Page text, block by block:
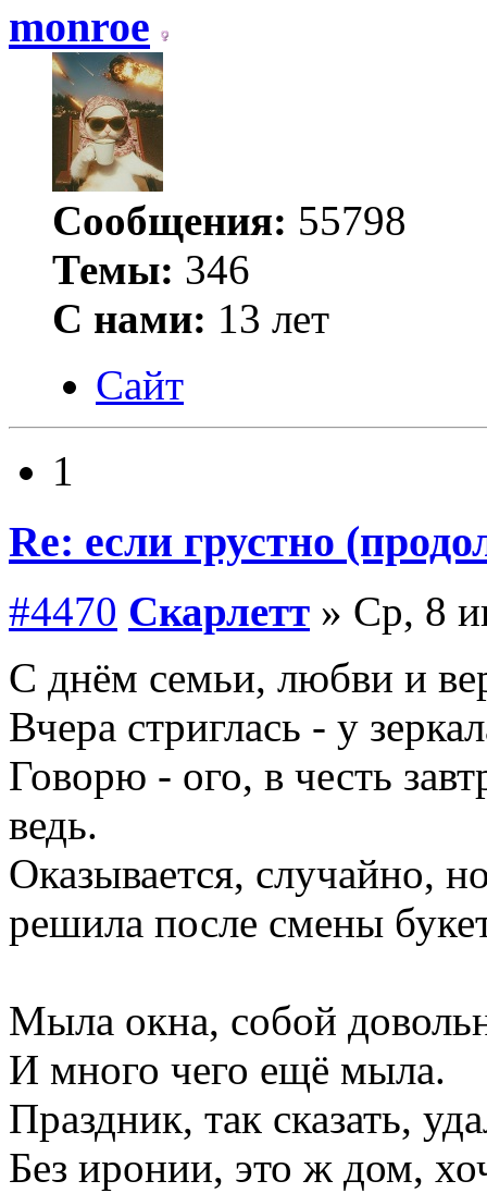
monroe
Сообщения: 55798
Темы: 346
С нами: 13 лет
Сайт
1
Re: если грустно
#4470 Скарлетт » Ср, 8
С днём семьи, любви и
Вчера стриглась - у
Говорю - ого, в честь
ведь.
Оказывается, случайно,
решила после смены
Мыла окна, собой
И много чего ещё мыла.
Праздник, так сказать,
Без иронии, это ж дом,